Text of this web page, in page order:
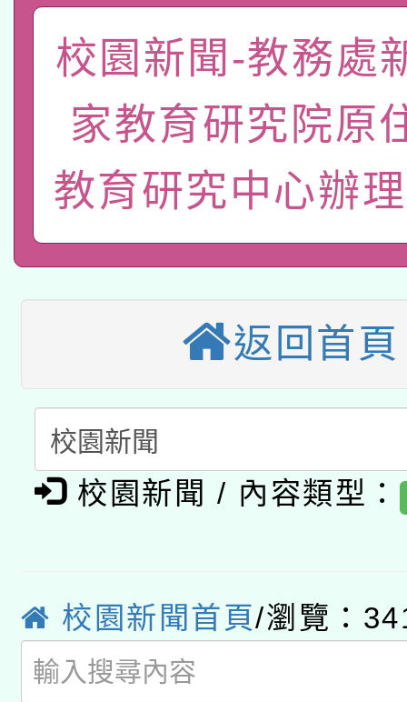
「數位內容與教學軟體
pilot」
有關大陸委員會函釋公
薪期間赴陸應申請許可
轉知經濟部水利署委託
業技術研究院辦理「
115年8月22日(星期六
開 智慧啟航」
2026年桃園地景藝術
本校115學年度第2次
招甄選結果公告(無人
適應運動共學行動站研
本館辦理115年度閱讀
暨閱讀推動專業研習
科技賦能─人工智慧
礎課程
A3數位素養講師名單
「數位內容與教學軟
業技術研究院辦理「
用水績優單位及節水達
115年8月22日(星期六
桃園市孔廟祈福系列
2026年桃園地景藝術
校園新聞-教務處
家教育研究院原
教育研究中心辦
返回首頁
校園新聞 / 內容類型：
校園新聞首頁/瀏覽：